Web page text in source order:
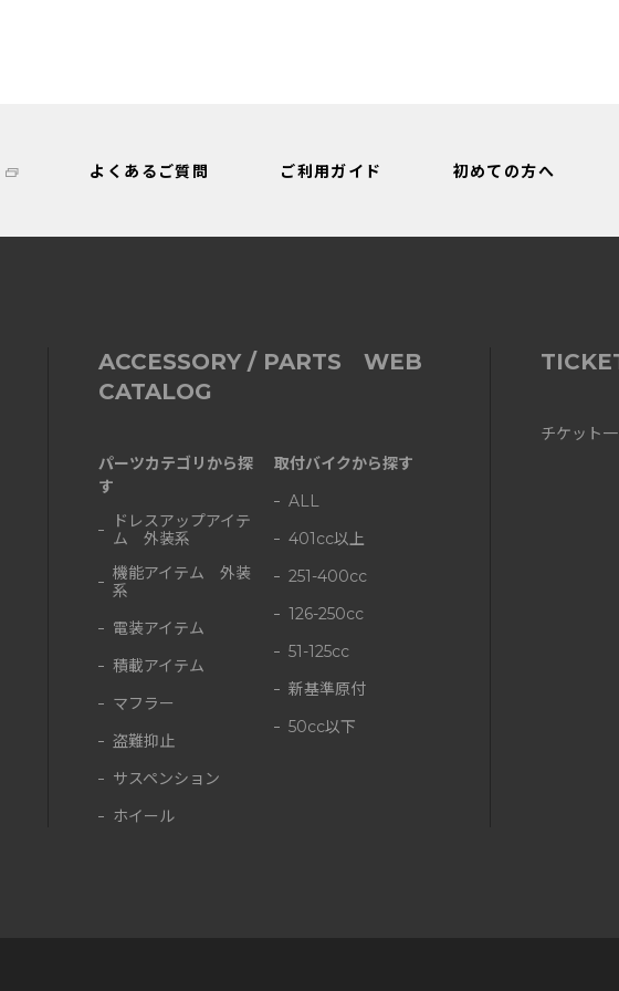
よくあるご質問 ご利用ガイド 初めての方へ
ACCESSORY / PARTS WEB
CATALOG
パーツカテゴリから探
す
ドレスアップアイテ
ム 外装系
機能アイテム 外装
系
電装アイテム
積載アイテム
マフラー
盗難抑止
サスペンション
ホイール
取付バイクから探す
ALL
401cc以上
251-400cc
126-250cc
51-125cc
新基準原付
50cc以下
チケット